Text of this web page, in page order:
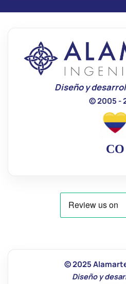
Diseño y
© 2005 -
CO
© 2025
Diseño y